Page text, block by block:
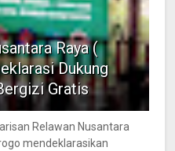
Raya (
Dukung
Gratis
Relawan Nusantara
mendeklarasikan